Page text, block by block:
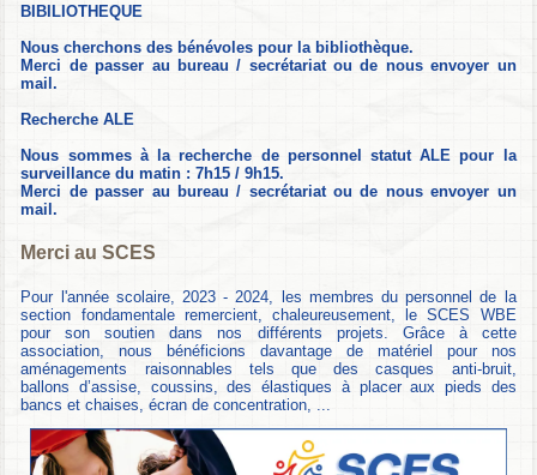
BIBILIOTHEQUE
Nous cherchons des bénévoles pour la bibliothèque.
Merci de passer au bureau / secrétariat ou de nous envoyer un
mail.
Recherche ALE
Nous sommes à la recherche de personnel statut ALE pour la
surveillance du matin : 7h15 / 9h15.
Merci de passer au bureau / secrétariat ou de nous envoyer un
mail.
Merci au SCES
Pour l'année scolaire, 2023 - 2024, les membres du personnel de la
section fondamentale remercient, chaleureusement, le SCES WBE
pour son soutien dans nos différents projets. Grâce à cette
association, nous bénéficions davantage de matériel pour nos
aménagements raisonnables tels que des casques anti-bruit,
ballons d’assise, coussins, des élastiques à placer aux pieds des
bancs et chaises, écran de concentration, ...